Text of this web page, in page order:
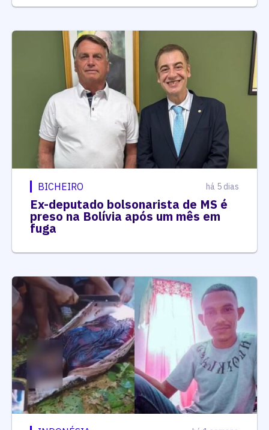
BICHEIRO há 5 dias
Ex-deputado bolsonarista de MS é
preso na Bolívia após um mês em
fuga